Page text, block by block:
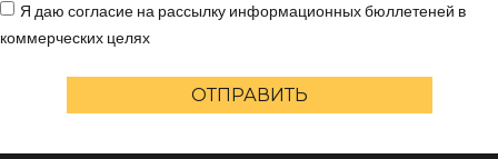
Я даю согласие на рассылку информационных бюллетеней в
коммерческих целях
ОТПРАВИТЬ